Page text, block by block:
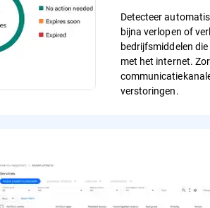
Detecteer
bijna verlopen of
bedrijfsmiddelen
met het internet.
verstoringen.